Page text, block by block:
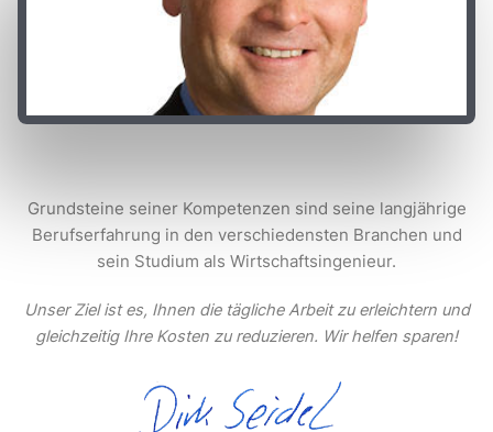
Grundsteine seiner Kompetenzen sind seine langjährige
Berufserfahrung in den verschiedensten Branchen und
sein Studium als Wirtschaftsingenieur.
Unser Ziel ist es, Ihnen die tägliche Arbeit zu erleichtern und
gleichzeitig Ihre Kosten zu reduzieren. Wir helfen sparen!